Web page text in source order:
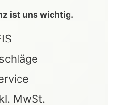
ist uns wichtig.
MwSt.